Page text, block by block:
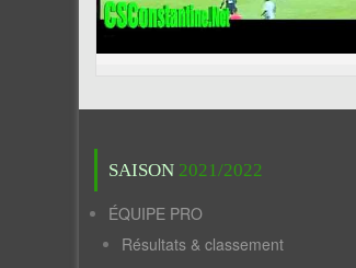
SAISON 2021/2022
ÉQUIPE PRO
Résultats & classement